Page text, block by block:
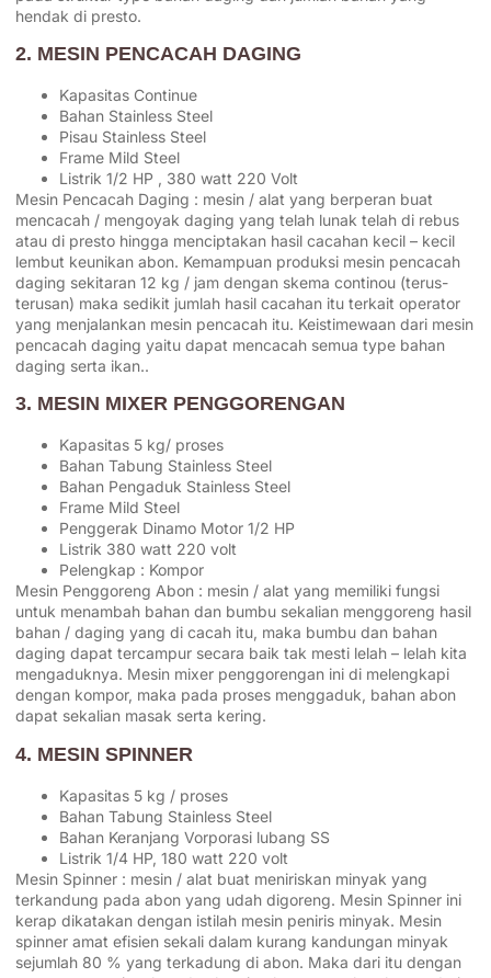
hendak di presto.
2. MESIN PENCACAH DAGING
Kapasitas Continue
Bahan Stainless Steel
Pisau Stainless Steel
Frame Mild Steel
Listrik 1/2 HP , 380 watt 220 Volt
Mesin Pencacah Daging : mesin / alat yang berperan buat
mencacah / mengoyak daging yang telah lunak telah di rebus
atau di presto hingga menciptakan hasil cacahan kecil – kecil
lembut keunikan abon. Kemampuan produksi mesin pencacah
daging sekitaran 12 kg / jam dengan skema continou (terus-
terusan) maka sedikit jumlah hasil cacahan itu terkait operator
yang menjalankan mesin pencacah itu. Keistimewaan dari mesin
pencacah daging yaitu dapat mencacah semua type bahan
daging serta ikan..
3. MESIN MIXER PENGGORENGAN
Kapasitas 5 kg/ proses
Bahan Tabung Stainless Steel
Bahan Pengaduk Stainless Steel
Frame Mild Steel
Penggerak Dinamo Motor 1/2 HP
Listrik 380 watt 220 volt
Pelengkap : Kompor
Mesin Penggoreng Abon : mesin / alat yang memiliki fungsi
untuk menambah bahan dan bumbu sekalian menggoreng hasil
bahan / daging yang di cacah itu, maka bumbu dan bahan
daging dapat tercampur secara baik tak mesti lelah – lelah kita
mengaduknya. Mesin mixer penggorengan ini di melengkapi
dengan kompor, maka pada proses menggaduk, bahan abon
dapat sekalian masak serta kering.
4. MESIN SPINNER
Kapasitas 5 kg / proses
Bahan Tabung Stainless Steel
Bahan Keranjang Vorporasi lubang SS
Listrik 1/4 HP, 180 watt 220 volt
Mesin Spinner : mesin / alat buat meniriskan minyak yang
terkandung pada abon yang udah digoreng. Mesin Spinner ini
kerap dikatakan dengan istilah mesin peniris minyak. Mesin
spinner amat efisien sekali dalam kurang kandungan minyak
sejumlah 80 % yang terkadung di abon. Maka dari itu dengan